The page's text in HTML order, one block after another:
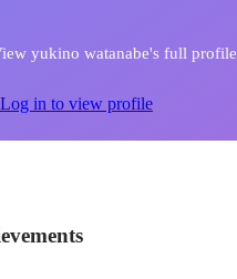
yukino watanabe's full profile
Log in to view profile